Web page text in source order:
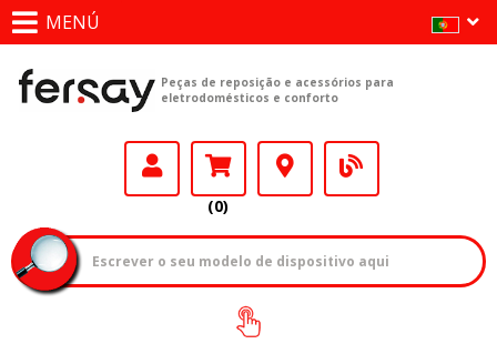
MENÚ
Peças de reposição e acessórios para
eletrodomésticos e conforto
(0)
Como encontrar
o seu modelo?